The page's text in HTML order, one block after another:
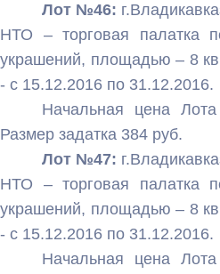
Лот №46:
НТО – торговая палатка
украшений, площадью – 8
- с 15.12.2016 по 31.12.2016.
Начальная цена
Размер задатка 384 руб.
Лот №47:
НТО – торговая палатка
украшений, площадью – 8
- с 15.12.2016 по 31.12.2016.
Начальная цена